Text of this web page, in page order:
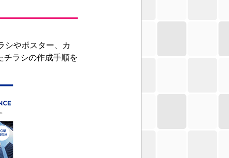
シやポスター、カ
チラシの作成手順を